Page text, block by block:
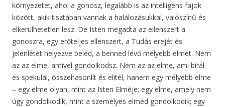
környezetet, ahol a gonosz, legalább is az intelligens fajok
között, akik tisztában vannak a halálozásukkal, valószínű és
elkerülhetetlen lesz. De Isten megadta az ellenszert a
gonoszra, egy erőteljes ellenszert, a Tudás erejét és
jelenlétét helyezve beléd, a benned lévő mélyebb elmét. Nem
az az elme, amivel gondolkodsz. Nem az az elme, ami bírál
és spekulál, összehasonlít és elítél, hanem egy mélyebb elme
– egy elme olyan, mint az Isten Elméje; egy elme, amely nem
úgy gondolkodik, mint a személyes elméd gondolkodik; egy